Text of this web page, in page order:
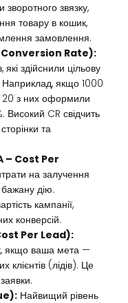
звязку,
товару в кошик,
замовлення.
– Conversion Rate):
які здійснили цільову
Наприклад, якщо 1000
20 з них оформили
Високий CR свідчить
та
– Cost Per
на залучення
бажану дію.
кампанії,
конверсій.
Per Lead):
якщо ваша мета —
клієнтів (лідів). Це
Найвищий рівень